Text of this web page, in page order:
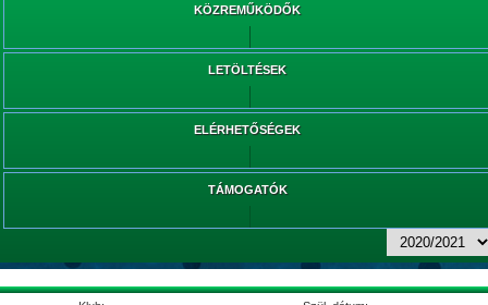
KÖZREMŰKÖDŐK
LETÖLTÉSEK
ELÉRHETŐSÉGEK
TÁMOGATÓK